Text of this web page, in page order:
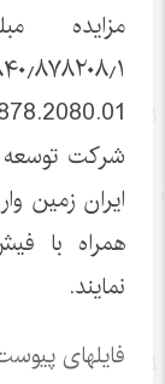
شرکت توسعه
ایران زمین
همراه با
نمایند.
فایلهای